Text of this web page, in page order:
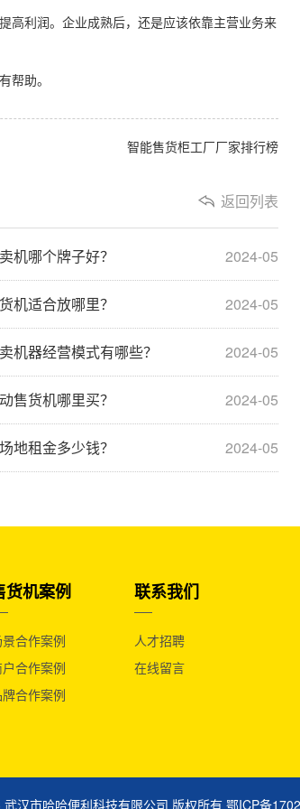
利润。企业成熟后，还是应该依靠主营业务来
帮助。
智能售货柜工厂厂家排行榜
返回列表
2024-05
机哪个牌子好？
2024-05
机适合放哪里？
2024-05
机器经营模式有哪些？
2024-05
售货机哪里买？
2024-05
地租金多少钱？
货机案例
合作案例
合作案例
牌合作案例
联系我们
人才招聘
在线留言
汉市哈哈便利科技有限公司 版权所有 鄂ICP备